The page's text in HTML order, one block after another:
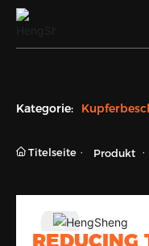
Kategorie:
Titelseite Produkt
REDUCING